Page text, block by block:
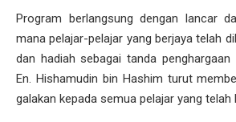
Program berlangsung dengan lancar
mana pelajar-pelajar yang berjaya telah
dan hadiah sebagai tanda
En. Hishamudin bin Hashim turut
galakan kepada semua pelajar yang telah